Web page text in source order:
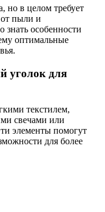
но в целом требует
от пыли и
знать особенности
оптимальные
уголок для
текстилем,
свечами или
элементы помогут
для более